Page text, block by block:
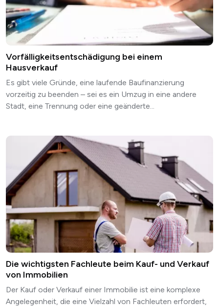
Vorfälligkeitsentschädigung bei einem
Hausverkauf
Es gibt viele Gründe, eine laufende Baufinanzierung
vorzeitig zu beenden – sei es ein Umzug in eine andere
Stadt, eine Trennung oder eine geänderte...
Die wichtigsten Fachleute beim Kauf- und Verkauf
von Immobilien
Der Kauf oder Verkauf einer Immobilie ist eine komplexe
Angelegenheit, die eine Vielzahl von Fachleuten erfordert,